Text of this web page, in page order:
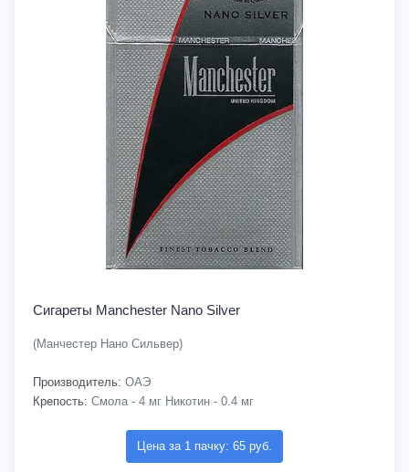
Сигареты Manchester Nano Silver
(Манчестер Нано Сильвер)
Производитель: ОАЭ
Крепость: Смола - 4 мг Никотин - 0.4 мг
Цена за 1 пачку: 65 руб.